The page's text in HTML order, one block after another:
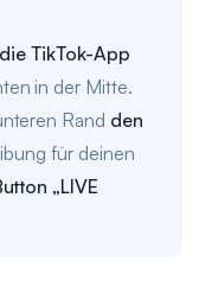
TikTok-App
in der Mitte.
Rand den
für deinen
„LIVE